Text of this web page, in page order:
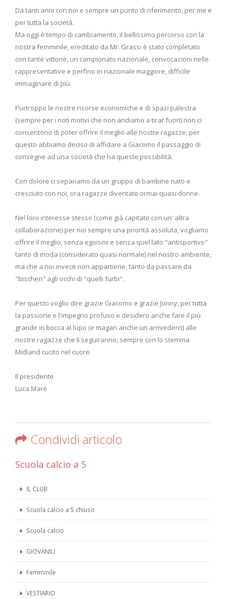
Da tanti anni con noi e sempre un punto di riferimento, per me e
per tutta la società.
Ma oggi è tempo di cambiamento, il bellissimo percorso con la
nostra femminile, ereditato da Mr. Grassi è stato completato
con tante vittorie, un campionato nazionale, convocazioni nelle
rappresentative e perfino in nazionale maggiore, difficile
immaginare di più.
Purtroppo le nostre risorse economiche e di spazi palestra
(sempre per i noti motivi che non andiamo a tirar fuori) non ci
consentono di poter offrire il meglio alle nostre ragazze, per
questo abbiamo deciso di affidare a Giacomo il passaggio di
consegne ad una società che ha queste possibilità.
Con dolore ci separiamo da un gruppo di bambine nato e
cresciuto con noi, ora ragazze diventate ormai quasi donne.
Nel loro interesse stesso (come già capitato con un' altra
collaborazione) per noi sempre una priorità assoluta, vogliamo
offrire il meglio, senza egoismi e senza quel lato "antisportivo"
tanto di moda (considerato quasi normale) nel nostro ambiente,
ma che a noi invece non appartiene, tanto da passare da
"bischeri" agli occhi di "quelli furbi".
Per questo voglio dire grazie Giacomo e grazie Jonny, per tutta
la passione e l'impegno profuso e desidero anche fare il più
grande in bocca al lupo (e magari anche un arrivederci) alle
nostre ragazze che li seguiranno, sempre con lo stemma
Midland cucito nel cuore.
Il presidente
Luca Marè
Condividi articolo
Scuola calcio a 5
IL CLUB
Scuola calcio a 5 chiuso
Scuola calcio
GIOVANILI
Femminile
VESTIARIO